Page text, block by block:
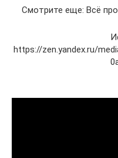
Смотрите еще: Всё
https://zen.yandex.ru/